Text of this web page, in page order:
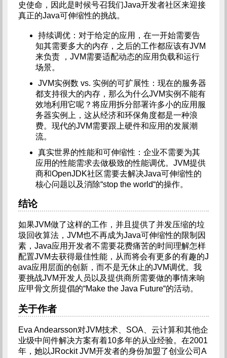
史使命，因此是时候号召我们Java开发者社区来迎接
真正的Java可伸缩性的挑战。
持续调优：对于给定的应用，在一开始需要告
知其需要多大的内存，之后的工作都应该有JVM
来负责 ，JVM需要适配动态的应用负载和运行
场景。
JVM实例数 vs. 实例的可扩展性：现在的服务器
都支持很大的内存，那么为什么JVM实例不能有
效地利用它呢？将应用拆分部署许多小的应用服
务器实例上，这从经济和环保角度都是一种浪
费。现代的JVM需要跟上硬件和应用的发展潮
流。
真实世界的性能和可伸缩性：企业不需要为其
应用的性能需求去做极致的性能调优。JVM提供
商和OpenJDK社区需要去解决Java可伸缩性的
核心问题以及消除“stop the world“的操作。
结论
如果JVM做了这样的工作，并且提供了并发压缩的垃
圾回收算法，JVM也不再成为Java可伸缩性的限制因
素，Java应用开发者不需要花费痛苦的时间理解怎样
配置JVM去获得最佳性能，从而将会有更多的有趣的J
ava应用层面的创新，而不是无休止的JVM调优。我
要挑战JVM开发人员以及提供商所需要做的事情来响
应甲骨文所提倡的“Make the Java Future“的活动。
关于作者
Eva Andearsson对JVM技术、SOA、云计算和其他企
业级中间件解决方案有着10多年的从业经验。在2001
年，她以JRockit JVM开发者的身份加盟了创业公司A